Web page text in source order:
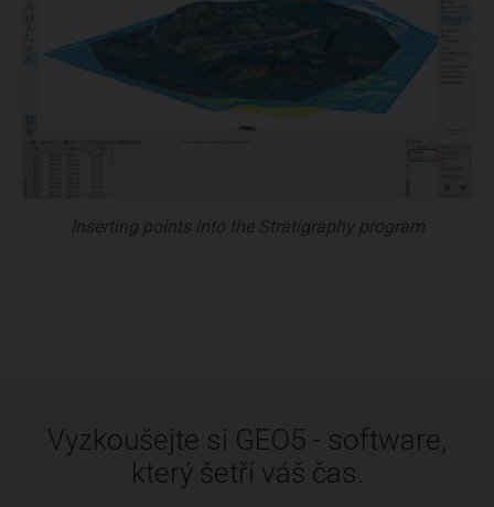
Inserting points into the Stratigraphy program
Vyzkoušejte si GEO5 - software,
který šetří váš čas.